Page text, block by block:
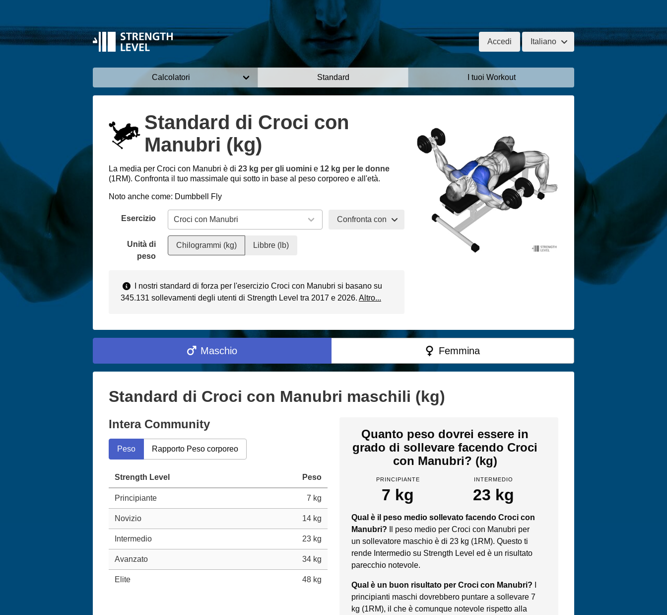
Accedi Italiano
Calcolatori Standard I tuoi Workout
Standard di Croci con
Manubri (kg)
La media per Croci con Manubri è di 23 kg per gli uomini e 12 kg per le donne
(1RM). Confronta il tuo massimale qui sotto in base al peso corporeo e all'età.
Noto anche come: Dumbbell Fly
Esercizio Confronta con
Unità di
peso
Chilogrammi (kg) Libbre (lb)
I nostri standard di forza per l'esercizio Croci con Manubri si basano su
345.131 sollevamenti degli utenti di Strength Level tra 2017 e 2026. Altro...
Maschio Femmina
Standard di Croci con Manubri maschili (kg)
Intera Community
Peso Rapporto Peso corporeo
Strength Level Peso
Principiante 7 kg
Novizio 14 kg
Intermedio 23 kg
Avanzato 34 kg
Elite 48 kg
Quanto peso dovrei essere in
grado di sollevare facendo Croci
con Manubri? (kg)
PRINCIPIANTE
7 kg
INTERMEDIO
23 kg
Qual è il peso medio sollevato facendo Croci con
Manubri?
Il peso medio per Croci con Manubri per
un sollevatore maschio è di 23 kg (1RM). Questo ti
rende Intermedio su Strength Level ed è un risultato
parecchio notevole.
Qual è un buon risultato per Croci con Manubri?
principianti maschi dovrebbero puntare a sollevare 7
kg (1RM), il che è comunque notevole rispetto alla